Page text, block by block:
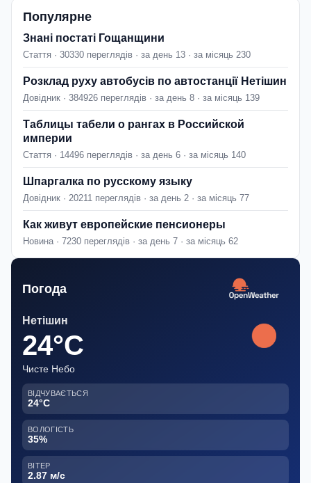
Популярне
Знані постаті Гощанщини
Стаття · 30330 переглядів · за день 13 · за місяць 230
Розклад руху автобусів по автостанції Нетішин
Довідник · 384926 переглядів · за день 8 · за місяць 139
Таблицы табели о рангах в Российской
империи
Стаття · 14496 переглядів · за день 6 · за місяць 140
Шпаргалка по русскому языку
Довідник · 20211 переглядів · за день 2 · за місяць 77
Как живут европейские пенсионеры
Новина · 7230 переглядів · за день 7 · за місяць 62
Погода
Нетішин
24°C
Чисте Небо
ВІДЧУВАЄТЬСЯ
24°C
ВОЛОГІСТЬ
35%
ВІТЕР
2.87 м/с